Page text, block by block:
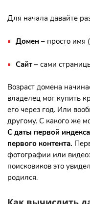
Для начала давайте
Домен – просто имя
Сайт – сами
Возраст домена
владелец мог купить
его через год. Или
другому. С какого же
С даты первой
первого контента.
фотографии или
поисковиков это
родился.